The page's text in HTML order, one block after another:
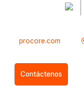
procore.com
Contáctenos